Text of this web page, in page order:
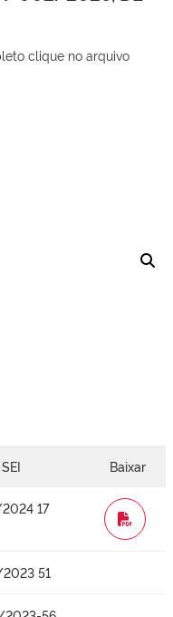
clique no arquivo
Baixar
17
WORD
51